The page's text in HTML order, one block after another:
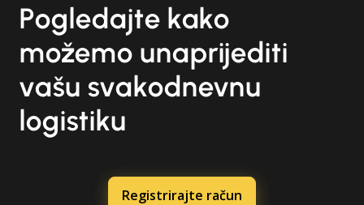
Pogledajte kako
možemo unaprijediti
vašu svakodnevnu
logistiku
Registrirajte račun